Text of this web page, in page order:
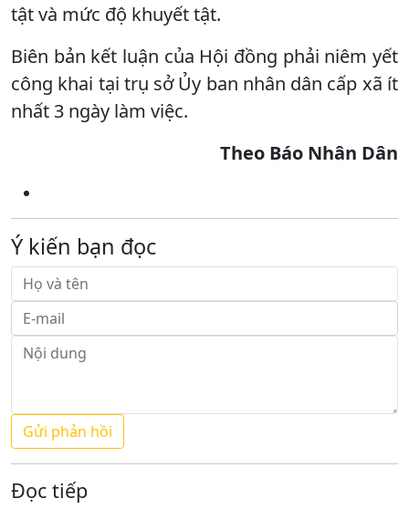
tật và mức độ khuyết tật.
Biên bản kết luận của Hội đồng phải niêm yết
công khai tại trụ sở Ủy ban nhân dân cấp xã ít
nhất 3 ngày làm việc.
Theo Báo Nhân Dân
Ý kiến bạn đọc
Đọc tiếp